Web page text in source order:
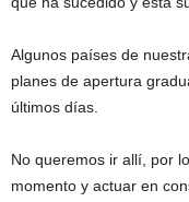
Algunos países de
planes de apertura
últimos días.
No queremos ir allí, por
momento y actuar en